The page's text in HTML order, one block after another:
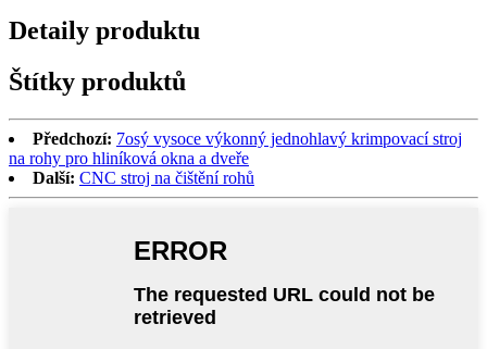
Detaily produktu
Štítky produktů
Předchozí: 7osý vysoce výkonný jednohlavý krimpovací stroj
na rohy pro hliníková okna a dveře
Další: CNC stroj na čištění rohů